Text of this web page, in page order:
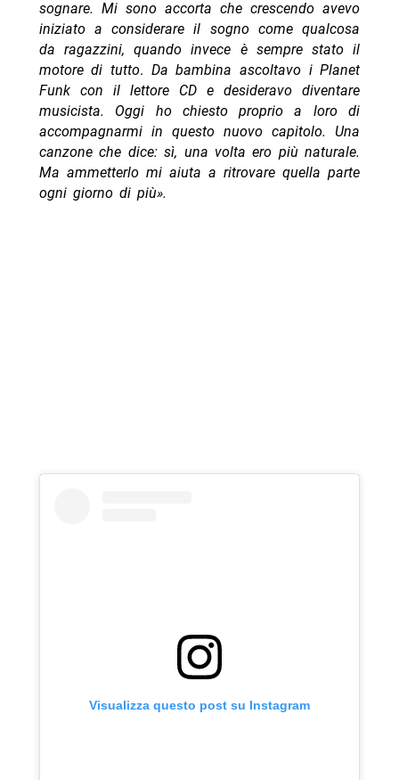
sognare. Mi sono accorta che crescendo avevo
iniziato a considerare il sogno come qualcosa
da ragazzini, quando invece è sempre stato il
motore di tutto. Da bambina ascoltavo i Planet
Funk con il lettore CD e desideravo diventare
musicista. Oggi ho chiesto proprio a loro di
accompagnarmi in questo nuovo capitolo. Una
canzone che dice: sì, una volta ero più naturale.
Ma ammetterlo mi aiuta a ritrovare quella parte
ogni giorno di più».
Visualizza questo post su Instagram